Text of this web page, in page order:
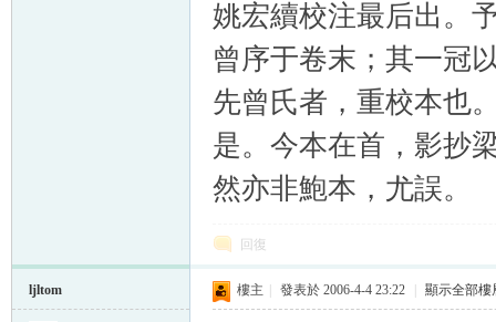
姚宏續校注最后出。
曾序于卷末；其一冠
先曾氏者，重校本也
是。今本在首，影抄
然亦非鮑本，尤誤。
回復
ljltom 樓主 發表於 2006-4-4 23:22 顯示全部樓